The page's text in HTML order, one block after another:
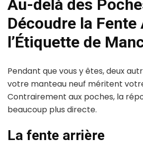
Au-delà des
Découdre la
l’Étiquette de
Pendant que vous y êtes, deux
votre manteau neuf méritent
Contrairement aux poches, la
beaucoup plus directe.
La fente arrière